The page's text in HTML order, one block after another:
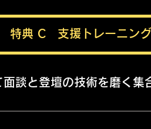
特典 C 支援トレーニン
談と登壇の技術を磨く集